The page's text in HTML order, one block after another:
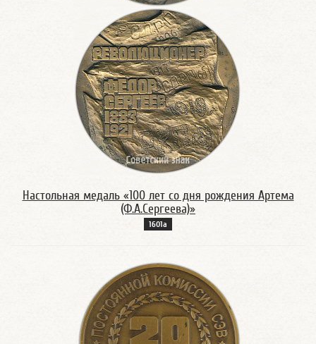
Настольная медаль «100 лет со дня рождения Артема
(Ф.А.Сергеева)»
1601а